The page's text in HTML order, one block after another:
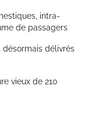
intra-
de passagers
désormais délivrés
vieux de 210